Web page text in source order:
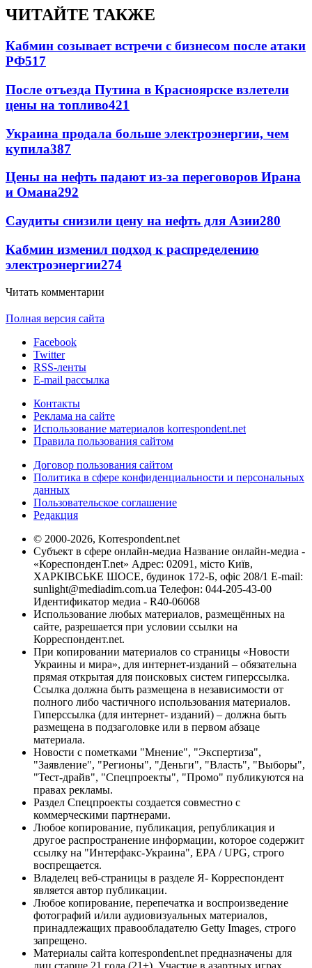
ЧИТАЙТЕ ТАКЖЕ
Кабмин созывает встречи с бизнесом после атаки
РФ517
После отъезда Путина в Красноярске взлетели
цены на топливо421
Украина продала больше электроэнергии, чем
купила387
Цены на нефть падают из-за переговоров Ирана
и Омана292
Саудиты снизили цену на нефть для Азии280
Кабмин изменил подход к распределению
электроэнергии274
Читать комментарии
Полная версия сайта
Facebook
Twitter
RSS-ленты
E-mail рассылка
Контакты
Реклама на сайте
Использование материалов korrespondent.net
Правила пользования сайтом
Договор пользования сайтом
Политика в сфере конфиденциальности и персональных
данных
Пользовательское соглашение
Редакция
© 2000-2026, Korrespondent.net
Субъект в сфере онлайн-медиа Название онлайн-медиа -
«КореспонденТ.net» Адрес: 02091, місто Київ,
ХАРКІВСЬКЕ ШОСЕ, будинок 172-Б, офіс 208/1 E-mail:
sunlight@mediadim.com.ua Телефон: 044-205-43-00
Идентификатор медиа - R40-06068
Использование любых материалов, размещённых на
сайте, разрешается при условии ссылки на
Корреспондент.net.
При копировании материалов со страницы «Новости
Украины и мира», для интернет-изданий – обязательна
прямая открытая для поисковых систем гиперссылка.
Ссылка должна быть размещена в независимости от
полного либо частичного использования материалов.
Гиперссылка (для интернет- изданий) – должна быть
размещена в подзаголовке или в первом абзаце
материала.
Новости с пометками "Мнение", "Экспертиза",
"Заявление", "Регионы", "Деньги", "Власть", "Выборы",
"Тест-драйв", "Спецпроекты", "Промо" публикуются на
правах рекламы.
Раздел Спецпроекты создается совместно с
коммерческими партнерами.
Любое копирование, публикация, републикация и
другое распространение информации, которое содержит
ссылку на "Интерфакс-Украина", EPA / UPG, строго
воспрещается.
Владелец веб-страницы в разделе Я- Корреспондент
является автор публикации.
Любое копирование, перепечатка и воспроизведение
фотографий и/или аудиовизуальных материалов,
принадлежащих правообладателю Getty Images, строго
запрещено.
Материалы сайта korrespondent.net предназначены для
лиц старше 21 года (21+). Участие в азартных играх